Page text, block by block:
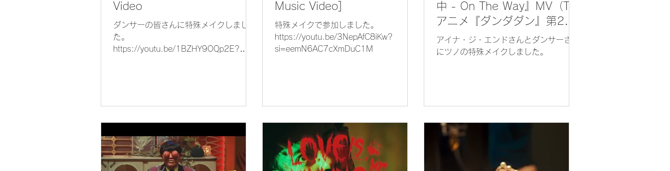
Video
ダンサーの皆さんに特殊メイクしまし
た。
https://youtu.be/1BZHY9OQp2E?
Music Video]
特殊メイクで参加しました。
https://youtu.be/3NepAfC8iKw?
si=eemN6AC7cXmDuC1M
中 - On The Way』MV（TV
アニメ『ダンダダン』第2期
オープニングテーマ）
アイナ・ジ・エンドさんとダンサーさん
にツノの特殊メイクしました。